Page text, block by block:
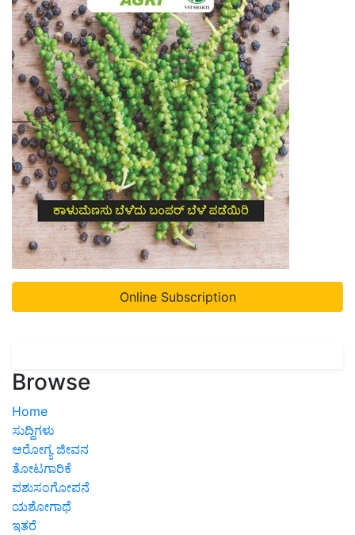
Online Subscription
Browse
Home
ಸುದ್ದಿಗಳು
ಆರೋಗ್ಯ ಜೀವನ
ತೋಟಗಾರಿಕೆ
ಪಶುಸಂಗೋಪನೆ
ಯಶೋಗಾಥೆ
ಇತರೆ